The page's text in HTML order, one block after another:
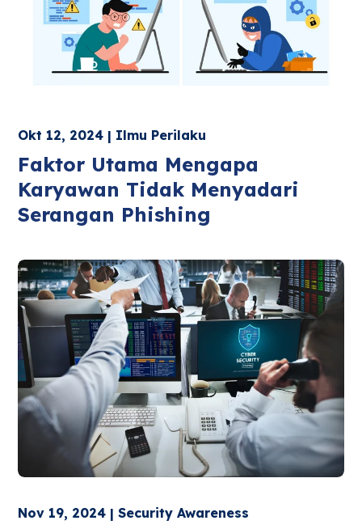
Okt 12, 2024 | Ilmu Perilaku
Faktor Utama Mengapa
Karyawan Tidak Menyadari
Serangan Phishing
Nov 19, 2024 | Security Awareness